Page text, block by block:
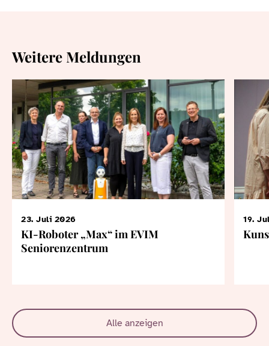
Weitere Meldungen
23. Juli 2026
KI-Roboter „Max“ im EVIM
Seniorenzentrum
19.
Alle anzeigen